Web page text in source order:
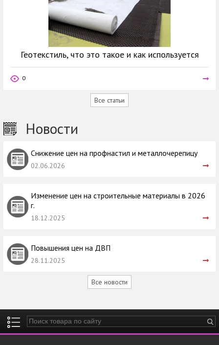
Геотекстиль, что это такое и как используется
0
Все статьи
Новости
Снижение цен на профнастил и металлочерепицу
02.06.2026
Изменение цен на строительные материалы в 2026
г.
18.12.2025
Повышения цен на ДВП
28.11.2025
Все новости
Введите ключевые слова для поиска